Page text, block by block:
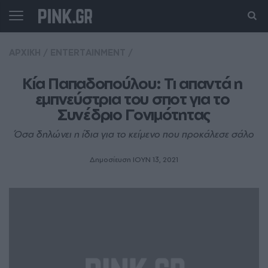
Kία Παπαδοπούλου: Τι απαντά η
εμπνεύστρια του σποτ για το
Συνέδριο Γονιμότητας
Όσα δηλώνει η ίδια για το κείμενο που προκάλεσε σάλο
Δημοσίευση ΙΟΥΝ 13, 2021